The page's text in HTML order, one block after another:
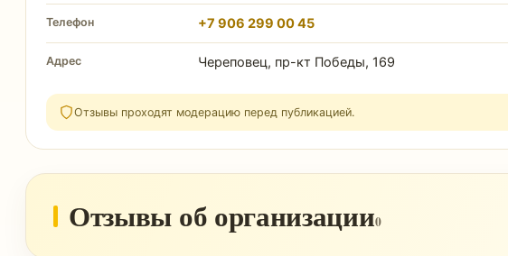
Телефон +7 906 299 00 45
Адрес Череповец, пр-кт Победы, 169
Отзывы проходят модерацию перед публикацией.
Отзывы об организации0